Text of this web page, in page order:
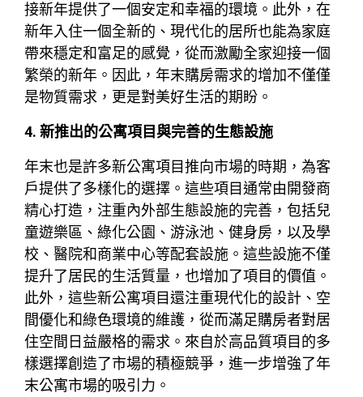
接新年提供了一個安定和幸福的環境。此外，在
新年入住一個全新的、現代化的居所也能為家庭
帶來穩定和富足的感覺，從而激勵全家迎接一個
繁榮的新年。因此，年末購房需求的增加不僅僅
是物質需求，更是對美好生活的期盼。
4. 新推出的公寓項目與完善的生態設施
年末也是許多新公寓項目推向市場的時期，為客
戶提供了多樣化的選擇。這些項目通常由開發商
精心打造，注重內外部生態設施的完善，包括兒
童遊樂區、綠化公園、游泳池、健身房，以及學
校、醫院和商業中心等配套設施。這些設施不僅
提升了居民的生活質量，也增加了項目的價值。
此外，這些新公寓項目還注重現代化的設計、空
間優化和綠色環境的維護，從而滿足購房者對居
住空間日益嚴格的需求。來自於高品質項目的多
樣選擇創造了市場的積極競爭，進一步增強了年
末公寓市場的吸引力。